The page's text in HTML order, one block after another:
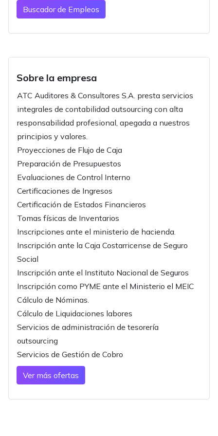
Buscador de Empleos
Sobre la empresa
ATC Auditores & Consultores S.A. presta servicios
integrales de contabilidad outsourcing con alta
responsabilidad profesional, apegada a nuestros
principios y valores.
Proyecciones de Flujo de Caja
Preparación de Presupuestos
Evaluaciones de Control Interno
Certificaciones de Ingresos
Certificación de Estados Financieros
Tomas físicas de Inventarios
Inscripciones ante el ministerio de hacienda.
Inscripción ante la Caja Costarricense de Seguro
Social
Inscripción ante el Instituto Nacional de Seguros
Inscripción como PYME ante el Ministerio el MEIC
Cálculo de Nóminas.
Cálculo de Liquidaciones labores
Servicios de administración de tesorería
outsourcing
Servicios de Gestión de Cobro
Ver más ofertas